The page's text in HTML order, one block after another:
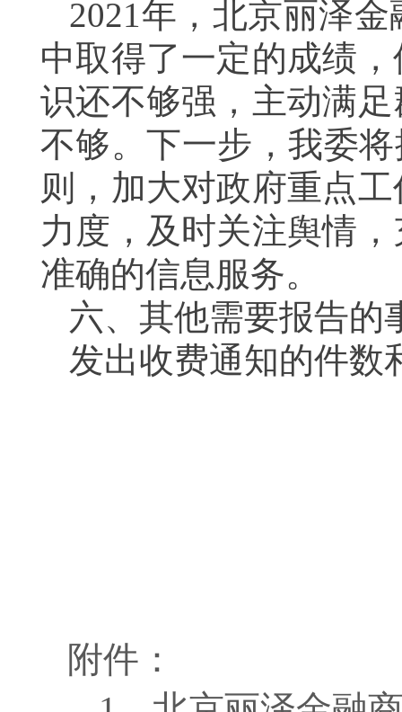
2021年，北京丽泽
中取得了一定的成绩
识还不够强 ， 主动满
不够。下一步，我委
则，加大对政府重点
力度，及时关注舆情，
准确的信息服务。
六、其他需要报告的
发出收费通知的件数
附件：